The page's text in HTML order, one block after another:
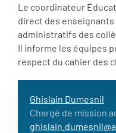
Le coordinateur
direct des
administratifs des
Il informe les équipes
respect du cahier des
Ghislain Dumesnil
Chargé de mission